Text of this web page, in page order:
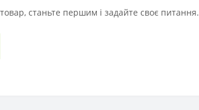
станьте першим і задайте своє питання.